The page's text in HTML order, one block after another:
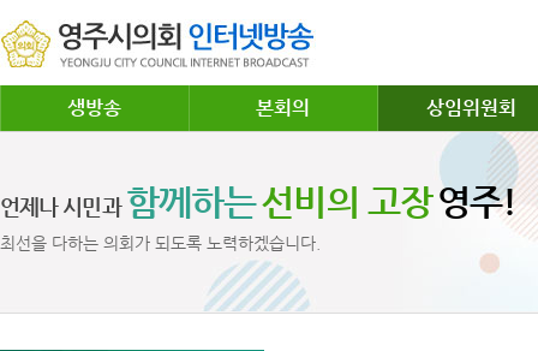
생방송 본회의 상임위원회
언제나 시민과함께하는선비의 고장영주!
최선을 다하는 의회가 되도록 노력하겠습니다.